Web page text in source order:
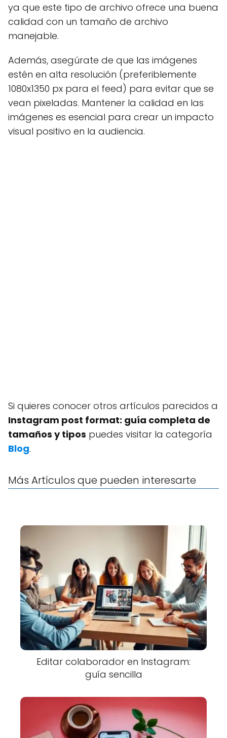
ya que este tipo de archivo ofrece una buena
calidad con un tamaño de archivo
manejable.
Además, asegúrate de que las imágenes
estén en alta resolución (preferiblemente
1080x1350 px para el feed) para evitar que se
vean pixeladas. Mantener la calidad en las
imágenes es esencial para crear un impacto
visual positivo en la audiencia.
Si quieres conocer otros artículos parecidos a
Instagram post format: guía completa de
tamaños y tipos puedes visitar la categoría
Blog.
Más Artículos que pueden interesarte
Editar colaborador en Instagram:
guía sencilla